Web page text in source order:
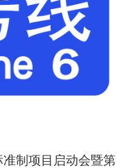
制项目启动会暨第